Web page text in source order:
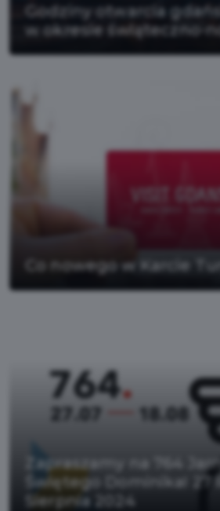
Godziny otwarcia
w okresie świąteczno-
Co nowego w Karcie
Zapraszamy na 764
Świętego Dominika! 27
Sierpnia 2024